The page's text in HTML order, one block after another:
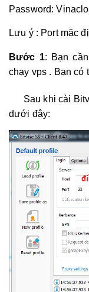
Password:
Lưu ý : Port mặc
Bước 1: Bạn
chạy vps . Bạn có
Sau khi cài
dưới đây: